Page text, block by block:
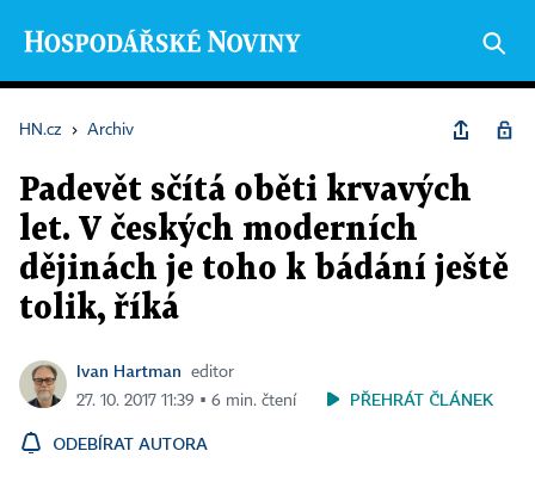
HN.cz › Archiv
Padevět sčítá oběti krvavých
let. V českých moderních
dějinách je toho k bádání ještě
tolik, říká
Ivan Hartman
editor
27. 10. 2017 11:39 ▪ 6 min. čtení
PŘEHRÁT ČLÁNEK
ODEBÍRAT AUTORA